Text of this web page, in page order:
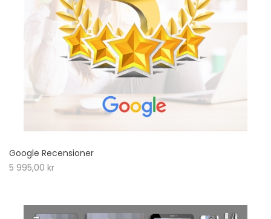
Google Recensioner
5 995,00 kr